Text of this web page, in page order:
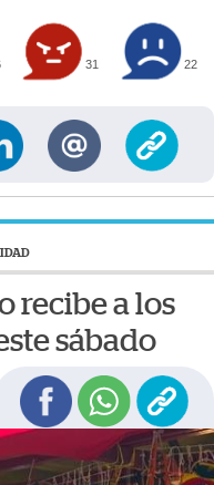
31 22
recibe a los
sábado